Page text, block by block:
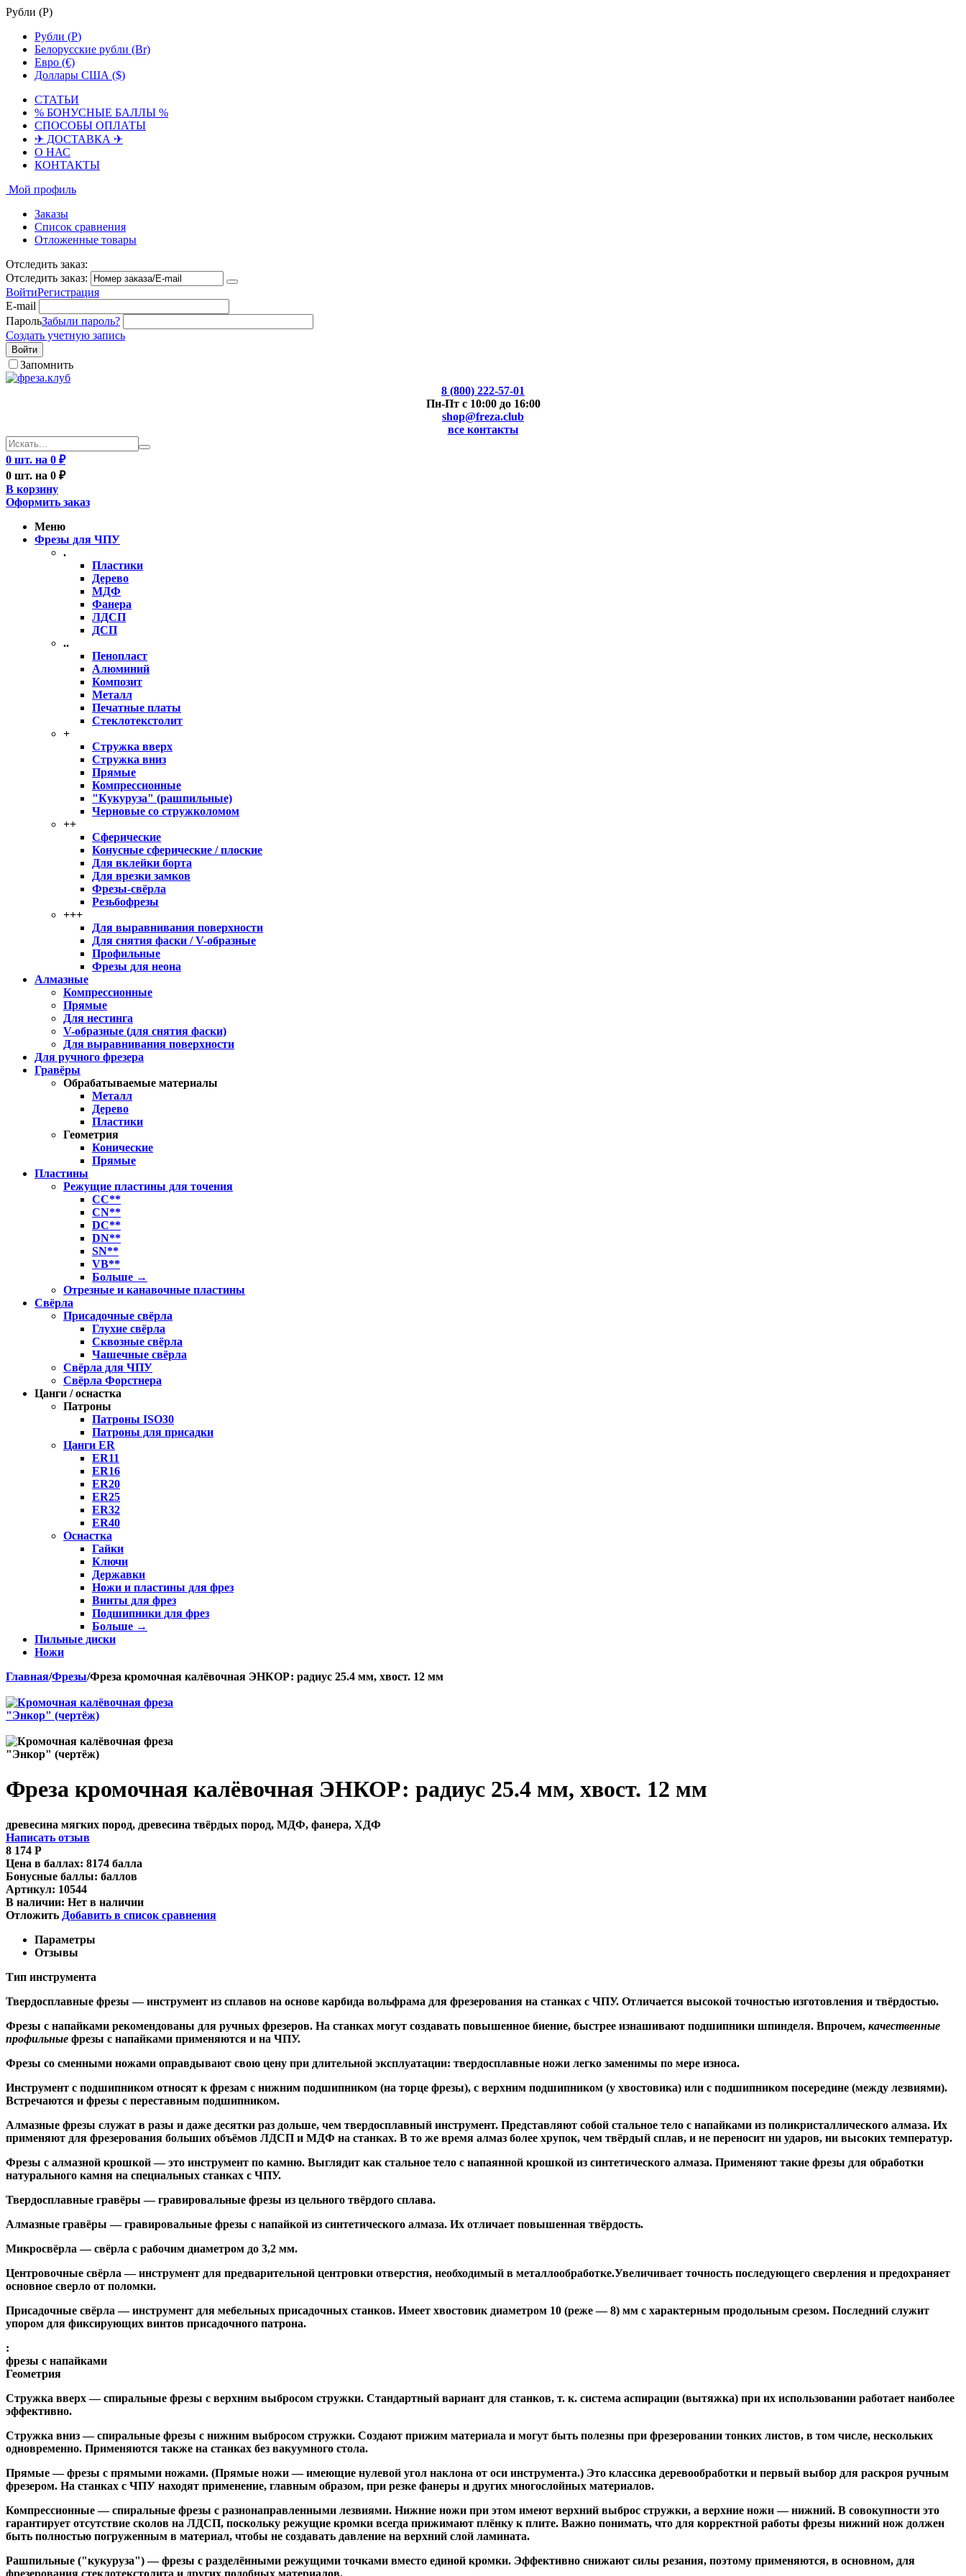
Рубли (Р)
Рубли (Р)
Белорусские рубли (Br)
Евро (€)
Доллары США ($)
СТАТЬИ
% БОНУСНЫЕ БАЛЛЫ %
СПОСОБЫ ОПЛАТЫ
✈ ДОСТАВКА ✈
О НАС
КОНТАКТЫ
Мой профиль
Заказы
Список сравнения
Отложенные товары
Отследить заказ:
Отследить заказ:
ВойтиРегистрация
E-mail
ПарольЗабыли пароль?
Создать учетную запись
Войти
Запомнить
8 (800) 222-57-01
Пн-Пт с 10:00 до 16:00
shop@freza.club
все контакты
0 шт. на 0 ₽
0 шт. на 0 ₽
В корзину
Оформить заказ
Меню
Фрезы для ЧПУ
.
Пластики
Дерево
МДФ
Фанера
ЛДСП
ДСП
..
Пенопласт
Алюминий
Композит
Металл
Печатные платы
Стеклотекстолит
+
Стружка вверх
Стружка вниз
Прямые
Компрессионные
"Кукуруза" (рашпильные)
Черновые со стружколомом
++
Сферические
Конусные сферические / плоские
Для вклейки борта
Для врезки замков
Фрезы-свёрла
Резьбофрезы
+++
Для выравнивания поверхности
Для снятия фаски / V-образные
Профильные
Фрезы для неона
Алмазные
Компрессионные
Прямые
Для нестинга
V-образные (для снятия фаски)
Для выравнивания поверхности
Для ручного фрезера
Гравёры
Обрабатываемые материалы
Металл
Дерево
Пластики
Геометрия
Конические
Прямые
Пластины
Режущие пластины для точения
CC**
CN**
DC**
DN**
SN**
VB**
Больше →
Отрезные и канавочные пластины
Свёрла
Присадочные свёрла
Глухие свёрла
Сквозные свёрла
Чашечные свёрла
Свёрла для ЧПУ
Свёрла Форстнера
Цанги / оснастка
Патроны
Патроны ISO30
Патроны для присадки
Цанги ER
ER11
ER16
ER20
ER25
ER32
ER40
Оснастка
Гайки
Ключи
Державки
Ножи и пластины для фрез
Винты для фрез
Подшипники для фрез
Больше →
Пильные диски
Ножи
Главная/Фрезы/Фреза кромочная калёвочная ЭНКОР: радиус 25.4 мм, хвост. 12 мм
Фреза кромочная калёвочная ЭНКОР: радиус 25.4 мм, хвост. 12 мм
древесина мягких пород, древесина твёрдых пород, МДФ, фанера, ХДФ
Написать отзыв
8 174 Р
Цена в баллах: 8174 балла
Бонусные баллы: баллов
Артикул: 10544
В наличии: Нет в наличии
Отложить Добавить в список сравнения
Параметры
Отзывы
Тип инструмента
Твердосплавные фрезы — инструмент из сплавов на основе карбида вольфрама для фрезерования на станках с ЧПУ. Отличается высокой точностью изготовления и твёрдостью.
Фрезы с напайками рекомендованы для ручных фрезеров. На станках могут создавать повышенное биение, быстрее изнашивают подшипники шпинделя. Впрочем, качественные
профильные фрезы с напайками применяются и на ЧПУ.
Фрезы со сменными ножами оправдывают свою цену при длительной эксплуатации: твердосплавные ножи легко заменимы по мере износа.
Инструмент с подшипником относят к фрезам с нижним подшипником (на торце фрезы), с верхним подшипником (у хвостовика) или с подшипником посередине (между лезвиями).
Встречаются и фрезы с переставным подшипником.
Алмазные фрезы служат в разы и даже десятки раз дольше, чем твердосплавный инструмент. Представляют собой стальное тело с напайками из поликристаллического алмаза. Их
применяют для фрезерования больших объёмов ЛДСП и МДФ на станках. В то же время алмаз более хрупок, чем твёрдый сплав, и не переносит ни ударов, ни высоких температур.
Фрезы с алмазной крошкой— это инструмент по камню. Выглядит как стальное тело с напаянной крошкой из синтетического алмаза. Применяют такие фрезы для обработки
натурального камня на специальных станках с ЧПУ.
Твердосплавные гравёры — гравировальные фрезы из цельного твёрдого сплава.
Алмазные гравёры — гравировальные фрезы с напайкой из синтетического алмаза. Их отличает повышенная твёрдость.
Микросвёрла — свёрла с рабочим диаметром до 3,2 мм.
Центровочные свёрла — инструмент для предварительной центровки отверстия, необходимый в металлообработке.Увеличивает точность последующего сверления и предохраняет
основное сверло от поломки.
Присадочные свёрла — инструмент для мебельных присадочных станков. Имеет хвостовик диаметром 10 (реже — 8) мм с характерным продольным срезом. Последний служит
упором для фиксирующих винтов присадочного патрона.
:
фрезы с напайками
Геометрия
Стружка вверх— спиральные фрезы с верхним выбросом стружки. Стандартный вариант для станков, т. к. система аспирации (вытяжка) при их использовании работает наиболее
эффективно.
Стружка вниз— спиральные фрезы с нижним выбросом стружки. Создают прижим материала и могут быть полезны при фрезеровании тонких листов, в том числе, нескольких
одновременно. Применяются также на станках без вакуумного стола.
Прямые— фрезы с прямыми ножами. (Прямые ножи — имеющие нулевой угол наклона от оси инструмента.) Это классика деревообработки и первый выбор для раскроя ручным
фрезером. На станках с ЧПУ находят применение, главным образом, при резке фанеры и других многослойных материалов.
Компрессионные— спиральные фрезы с разнонаправленными лезвиями. Нижние ножи при этом имеют верхний выброс стружки, а верхние ножи — нижний. В совокупности это
гарантирует отсутствие сколов на ЛДСП, поскольку режущие кромки всегда прижимают плёнку к плите. Важно понимать, что для корректной работы фрезы нижний нож должен
быть полностью погруженным в материал, чтобы не создавать давление на верхний слой ламината.
Рашпильные ("кукуруза")— фрезы с разделёнными режущими точками вместо единой кромки. Эффективно снижают силы резания, поэтому применяются, в основном, для
фрезерования стеклотекстолита и других подобных материалов.